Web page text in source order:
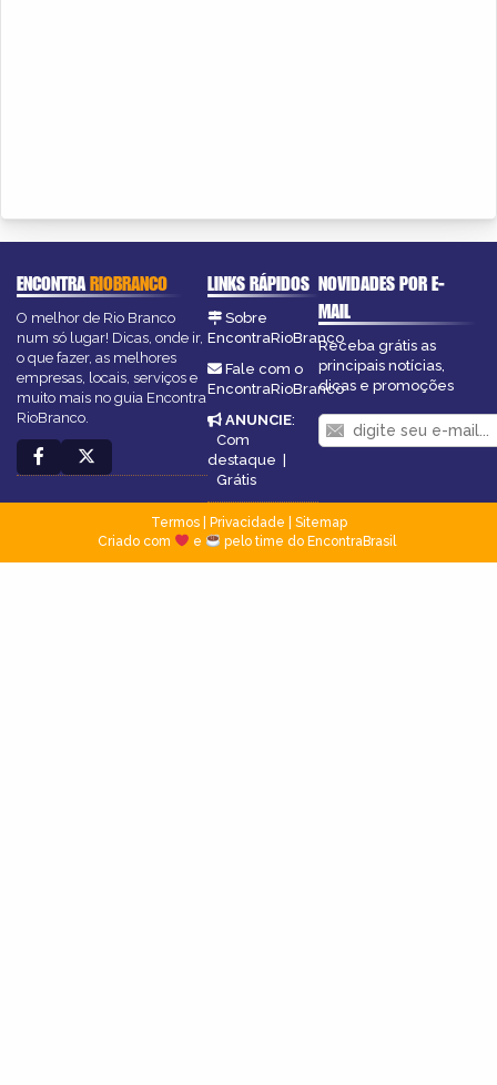
ENCONTRARIOBRANCO
O melhor de Rio Branco
num só lugar! Dicas, onde ir,
o que fazer, as melhores
empresas, locais, serviços e
muito mais no guia Encontra
RioBranco.
LINKS RÁPIDOS
Sobre
EncontraRioBranco
Fale com o
EncontraRioBranco
ANUNCIE:
Com
destaque |
Grátis
NOVIDADES POR E-
MAIL
Receba grátis as
principais notícias,
dicas e promoções
Termos| Privacidade
Sitemap
Criado com
e pelo time do EncontraBrasil